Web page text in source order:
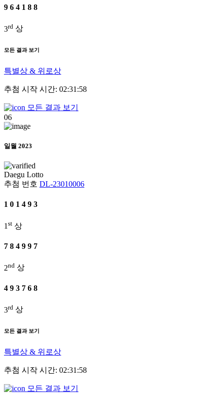
9 6 4 1 8 8
3rd 상
모든 결과 보기
특별상 & 위로상
추첨 시작 시간: 02:31:58
모든 결과 보기
06
일월 2023
Daegu Lotto
추첨 번호 DL-23010006
1 0 1 4 9 3
1 st 상
7 8 4 9 9 7
2nd 상
4 9 3 7 6 8
3rd 상
모든 결과 보기
특별상 & 위로상
추첨 시작 시간: 02:31:58
모든 결과 보기